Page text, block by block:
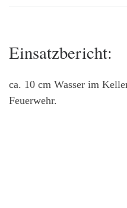
Einsatzbericht:
ca. 10 cm Wasser im
Feuerwehr.